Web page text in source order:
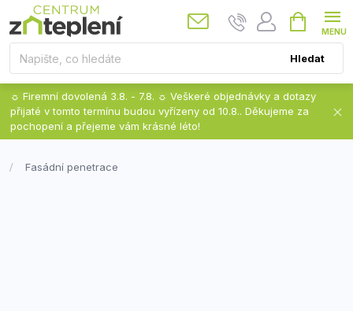
na
obsah
Hledat
Nákupní
košík
☼ Firemní dovolená 3.8. - 7.8. ☼ Veškeré objednávky a dotazy
přijaté v tomto termínu budou vyřízeny od 10.8.. Děkujeme za
pochopení a přejeme vám krásné léto!
Fasádní penetrace